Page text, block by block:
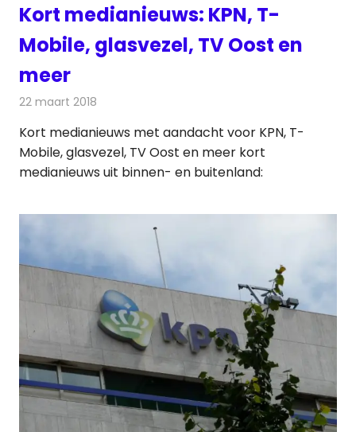
Kort medianieuws: KPN, T-
Mobile, glasvezel, TV Oost en
meer
22 maart 2018
Kort medianieuws met aandacht voor KPN, T-
Mobile, glasvezel, TV Oost en meer kort
medianieuws uit binnen- en buitenland: